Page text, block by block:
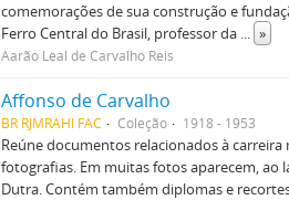
comemorações de sua construção e
Ferro Central do Brasil, professor da ... »
Aarão Leal de Carvalho Reis
Affonso de Carvalho
BR RJMRAHI FAC Coleção 1918 - 1953
Reúne documentos relacionados à
fotografias. Em muitas fotos aparecem, ao
Dutra. Contém também diplomas e